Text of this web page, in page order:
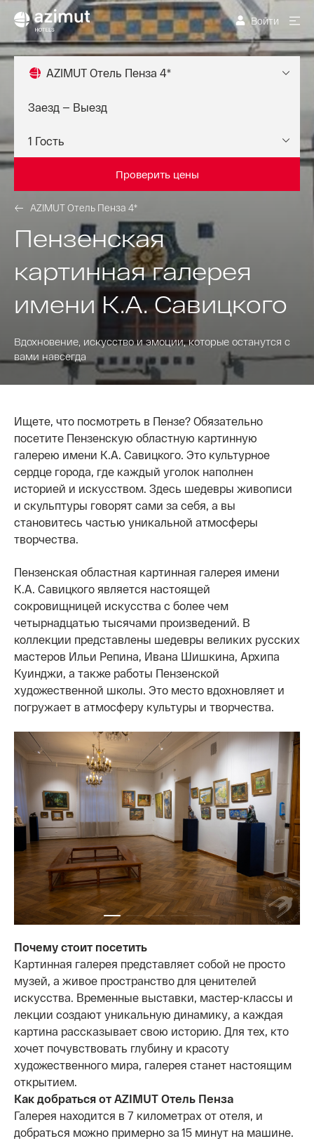
Войти
AZIMUT Отель Пенза 4*
Проверить цены
AZIMUT Отель Пенза 4*
Пензенская
картинная галерея
имени К.А. Савицкого
Вдохновение, искусство и эмоции, которые останутся с
вами навсегда
Ищете, что посмотреть в Пензе? Обязательно
посетите Пензенскую областную картинную
галерею имени К.А. Савицкого. Это культурное
сердце города, где каждый уголок наполнен
историей и искусством. Здесь шедевры живописи
и скульптуры говорят сами за себя, а вы
становитесь частью уникальной атмосферы
творчества.
Пензенская областная картинная галерея имени
К.А. Савицкого является настоящей
сокровищницей искусства с более чем
четырнадцатью тысячами произведений. В
коллекции представлены шедевры великих русских
мастеров Ильи Репина, Ивана Шишкина, Архипа
Куинджи, а также работы Пензенской
художественной школы. Это место вдохновляет и
погружает в атмосферу культуры и творчества.
Почему стоит посетить
Картинная галерея представляет собой не просто
музей, а живое пространство для ценителей
искусства. Временные выставки, мастер-классы и
лекции создают уникальную динамику, а каждая
картина рассказывает свою историю. Для тех, кто
хочет почувствовать глубину и красоту
художественного мира, галерея станет настоящим
открытием.
Как добраться от AZIMUT Отель Пенза
Галерея находится в 7 километрах от отеля, и
добраться можно примерно за 15 минут на машине.